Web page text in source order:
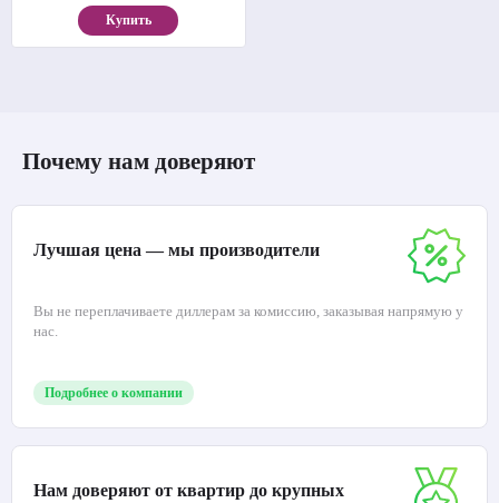
Купить
Почему нам доверяют
Лучшая цена — мы производители
Вы не переплачиваете диллерам за комиссию, заказывая напрямую у
нас.
Подробнее о компании
Нам доверяют от квартир до крупных